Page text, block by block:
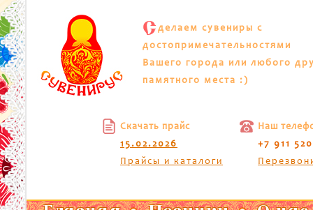
С делаем сувениры с
достопримечательностями
Вашего города или любого
памятного места :)
Скачать прайс
15.02.2026
Прайсы и каталоги
Наш
+7 911